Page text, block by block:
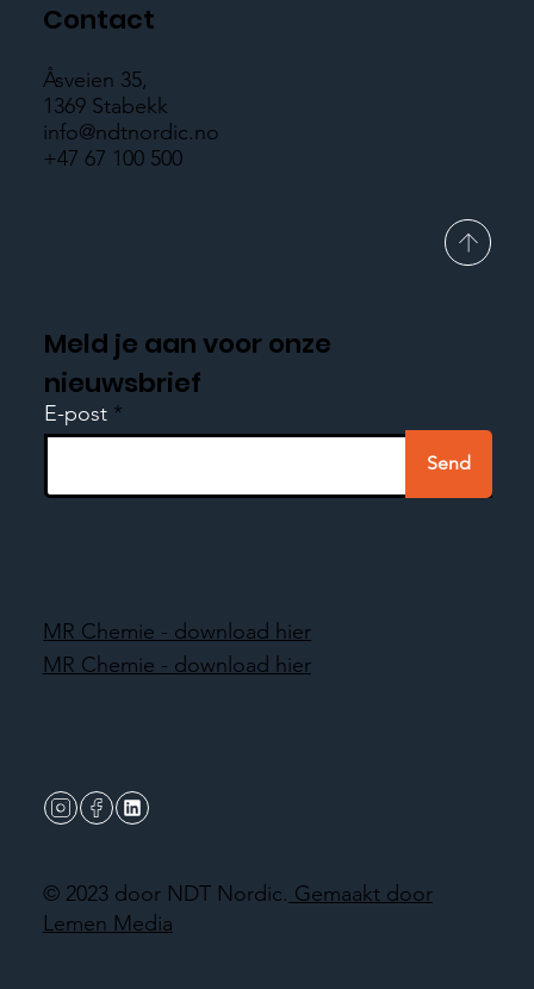
Contact
Åsveien 35,
1369 Stabekk
info@ndtnordic.no
+47 67 100 500
Meld je aan voor onze
nieuwsbrief
E-post
Send
© 2023 door NDT Nordic. Gemaakt door
Lemen Media
MR Chemie - download hier
MR Chemie - download hier